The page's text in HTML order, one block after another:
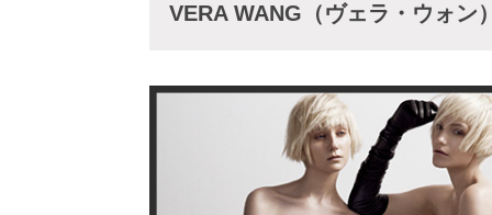
VERA WANG（ヴェラ・ウォン